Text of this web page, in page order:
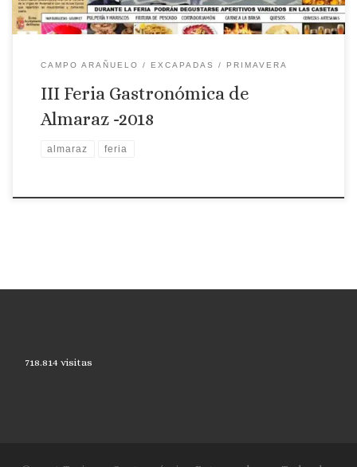
CAMPO ARAÑUELO EXCAPADAS PRIMAVERA
III Feria Gastronómica de
Almaraz -2018
almaraz feria
718.814 visitas